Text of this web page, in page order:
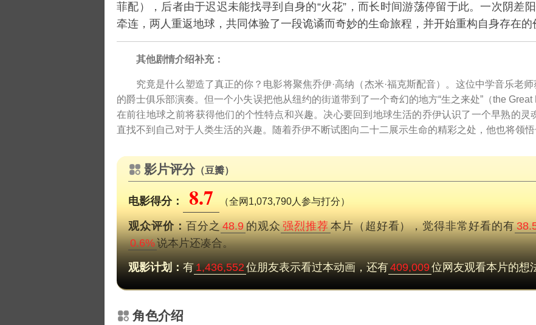
菲配），后者由于迟迟未能找寻到自身的“火花”，而长时间游荡停留于此。一次阴差
牵连，两人重返地球，共同体验了一段诡谲而奇妙的生命旅程，并开始重构自身存在的
其他剧情介绍补充：
究竟是什么塑造了真正的你？电影将聚焦乔伊·高纳（杰米·福克斯配音）。这位中学音乐
的爵士俱乐部演奏。但一个小失误把他从纽约的街道带到了一个奇幻的地方“生之来处”（the
在前往地球之前将获得他们的个性特点和兴趣。决心要回到地球生活的乔伊认识了一个早熟的灵
直找不到自己对于人类生活的兴趣。随着乔伊不断试图向二十二展示生命的精彩之处，他也将领悟
影片评分（豆瓣）
电影得分： 8.7 （全网1,073,790人参与打分）
观众评价：百分之48.9的观众强烈推荐本片（超好看），觉得非常好看的有
0.6%说本片还凑合。
观影计划：有 1,436,552 位朋友表示看过本动画，还有409,009位网友观看本片的想
角色介绍